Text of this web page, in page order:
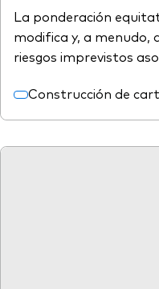
La ponderación
modifica y, a menudo,
riesgos imprevistos
Construcción de